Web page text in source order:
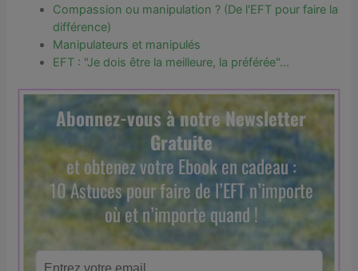
Compassion ou manipulation ? (De l'EFT pour faire la
différence)
Manipulateurs et manipulés
EFT : "Je dois être la meilleure, la préférée"...